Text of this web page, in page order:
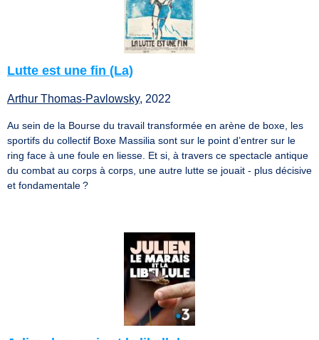
Lutte est une fin (La)
Arthur Thomas-Pavlowsky, 2022
Au sein de la Bourse du travail transformée en arène de boxe, les
sportifs du collectif Boxe Massilia sont sur le point d’entrer sur le
ring face à une foule en liesse. Et si, à travers ce spectacle antique
du combat au corps à corps, une autre lutte se jouait - plus décisive
et fondamentale ?